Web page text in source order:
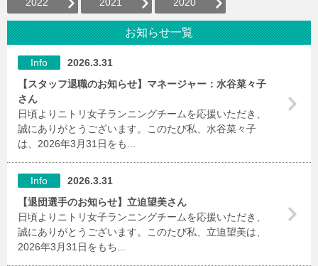
お知らせ一覧
Info
2026.3.31
【スタッフ退職のお知らせ】マネージャー：水谷菜々子
さん
日頃よりニトリ女子ランニングチームを応援いただき、
誠にありがとうございます。このたび私、水谷菜々子
は、2026年3月31日をも...
Info
2026.3.31
【退団選手のお知らせ】立迫望美さん
日頃よりニトリ女子ランニングチームを応援いただき、
誠にありがとうございます。このたび私、立迫望美は、
2026年3月31日をもち...